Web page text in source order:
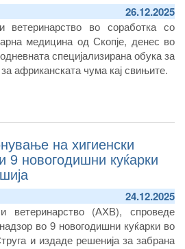
26.12.2025
ветеринарство во соработка со
медицина од Скопје, денес во
специјализирана обука за
африканската чума кај свињите.
на хигиенски
9 новогодишни куќарки
24.12.2025
ветеринарство (АХВ), спроведе
во 9 новогодишни куќарки во
и издаде решенија за забрана